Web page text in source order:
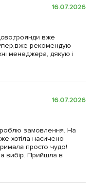
16.07.2026
вже
рекомендую
менеджера, дякую і
16.07.2026
замовлення. На
хотіла насичено
просто чудо!
вибір. Прийшла в